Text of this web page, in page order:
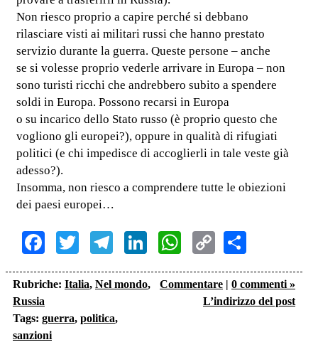
Non riesco proprio a capire perché si debbano
rilasciare visti ai militari russi che hanno prestato
servizio durante la guerra. Queste persone – anche
se si volesse proprio vederle arrivare in Europa – non
sono turisti ricchi che andrebbero subito a spendere
soldi in Europa. Possono recarsi in Europa
o su incarico dello Stato russo (è proprio questo che
vogliono gli europei?), oppure in qualità di rifugiati
politici (e chi impedisce di accoglierli in tale veste già
adesso?).
Insomma, non riesco a comprendere tutte le obiezioni
dei paesi europei…
Facebook
TwitterTelegram
LinkedInWhatsApp
Copy
Link
Rubriche: Italia, Nel mondo,
Russia
Tags: guerra, politica,
sanzioni
Commentare | 0 commenti »
L’indirizzo del post